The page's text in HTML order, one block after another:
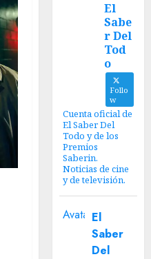
El
Sabe
r Del
Tod
o
Follo
w
Cuenta oficial de
El Saber Del
Todo y de los
Premios
Saberin.
Noticias de cine
y de televisión.
Avatar El
Saber
Del